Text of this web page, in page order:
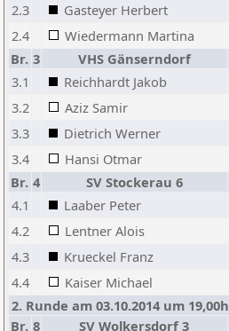
2.3
Gasteyer Herbert
2.4
Wiedermann Martina
Br. 3 VHS Gänserndorf
3.1
Reichhardt Jakob
3.2
Aziz Samir
3.3
Dietrich Werner
3.4
Hansi Otmar
Br. 4 SV Stockerau 6
4.1
Laaber Peter
4.2
Lentner Alois
4.3
Krueckel Franz
4.4
Kaiser Michael
2. Runde am 03.10.2014 um 19,00h
Br. 8 SV Wolkersdorf 3